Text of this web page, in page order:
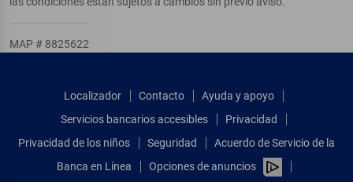
MAP # 8825622
Localizador Contacto
Ayuda y apoyo
Servicios bancarios accesibles
Privacidad
Privacidad de los niños
Seguridad
Acuerdo de Servicio de la
Banca en Línea
Opciones de anuncios